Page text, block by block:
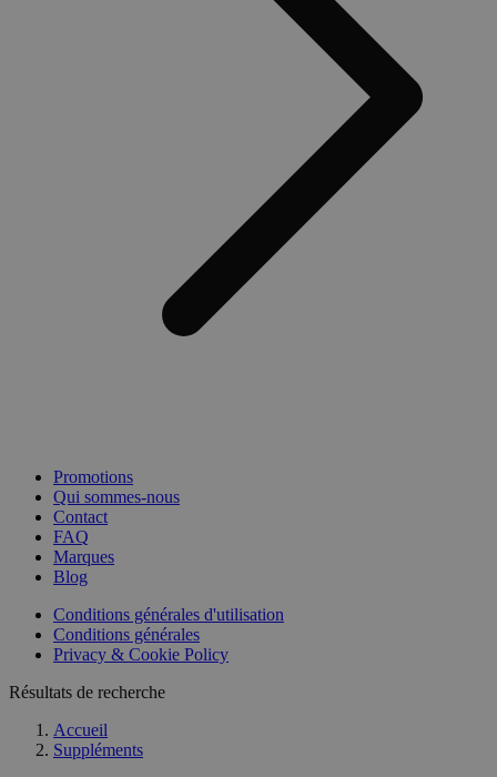
Promotions
Qui sommes-nous
Contact
FAQ
Marques
Blog
Conditions générales d'utilisation
Conditions générales
Privacy & Cookie Policy
Résultats de recherche
Accueil
Suppléments